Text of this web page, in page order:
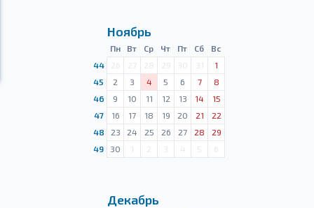
Ноябрь
Пн Вт Ср Чт Пт Сб
Вс
44
26 27 28 29 30 31
1
45
2 3 4 5 6 7
8
46
9 10 11 12 13 14
15
47
16 17 18 19 20 21
22
48
23 24 25 26 27 28
29
49
30 1 2 3 4 5 6
Декабрь